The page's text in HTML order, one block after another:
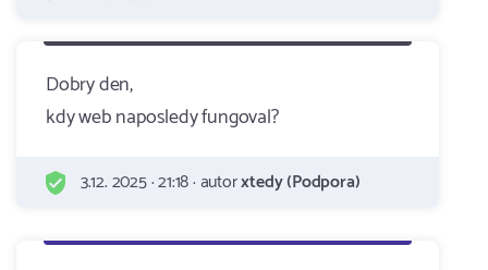
Dobry den,
kdy web naposledy fungoval?
3.12. 2025 · 21:18 · autorxtedy (Podpora)